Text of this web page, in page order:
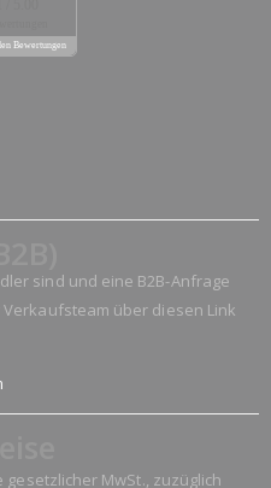
Bewertungen
sind und eine B2B-Anfrage
über diesen Link
MwSt., zuzüglich